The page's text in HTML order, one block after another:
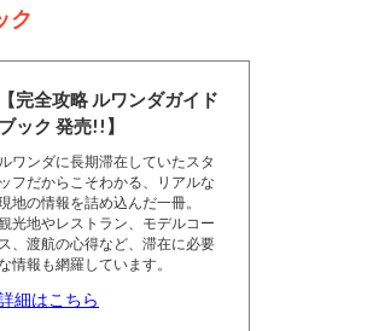
ク
【完全攻略 ルワンダガイド
ブック 発売!!】
ルワンダに長期滞在していたスタ
ッフだからこそわかる、リアルな
地の情報を詰め込んだ一冊。
光地やレストラン、モデルコー
ス、渡航の心得など、滞在に必要
情報も網羅しています。
細はこちら